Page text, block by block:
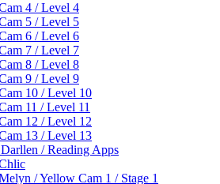
4 / Level 4
5 / Level 5
6 / Level 6
7 / Level 7
8 / Level 8
9 / Level 9
10 / Level 10
11 / Level 11
12 / Level 12
13 / Level 13
/ Reading Apps
/ Yellow Cam 1 / Stage 1